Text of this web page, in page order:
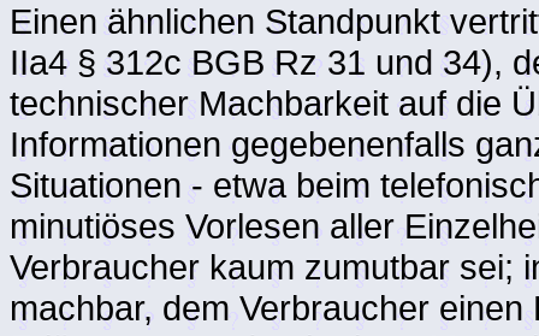
Einen ähnlichen Standpunkt
IIa4 § 312c BGB Rz 31 und 34),
technischer Machbarkeit auf die
Informationen gegebenenfalls
Situationen - etwa beim
minutiöses Vorlesen aller
Verbraucher kaum zumutbar sei;
machbar, dem Verbraucher